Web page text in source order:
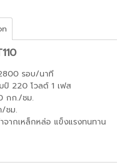
รอบ/นาที
ป์ 220 โวลต์ 1 เฟส
กก./ชม.
/ชม.
ากเหล็กหล่อ แข็งแรงทนทาน